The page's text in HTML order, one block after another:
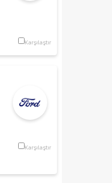
Karşılaştır
Karşılaştır